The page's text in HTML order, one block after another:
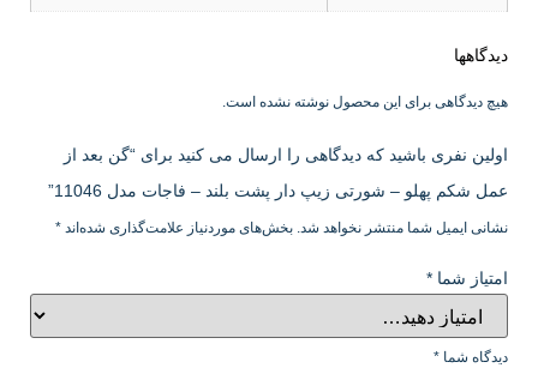
دیدگاهها
هیچ دیدگاهی برای این محصول نوشته نشده است.
اولین نفری باشید که دیدگاهی را ارسال می کنید برای “گن بعد از
عمل شکم پهلو – شورتی زیپ دار پشت بلند – فاجات مدل 11046”
نشانی ایمیل شما منتشر نخواهد شد. بخش‌های موردنیاز علامت‌گذاری شده‌اند *
امتیاز شما *
دیدگاه شما *